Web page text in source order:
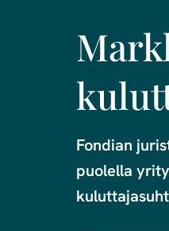
Fondian
puolella